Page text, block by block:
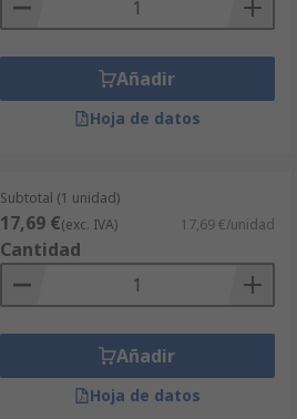
Añadir
Hoja de datos
Subtotal (1 unidad)
17,69 €(exc. IVA) 17,69 €/unidad
Cantidad
Añadir
Hoja de datos